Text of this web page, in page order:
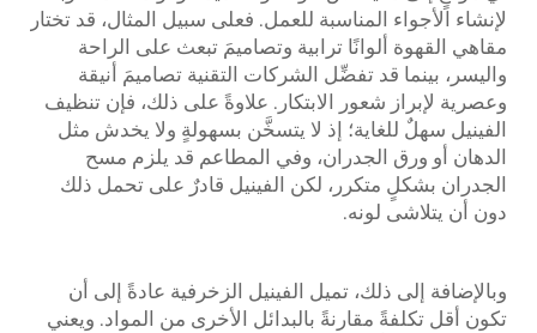
لإنشاء الأجواء المناسبة للعمل. فعلى سبيل المثال، قد تختار
مقاهي القهوة ألوانًا ترابية وتصاميمَ تبعث على الراحة
واليسر، بينما قد تفضِّل الشركات التقنية تصاميمَ أنيقة
وعصرية لإبراز شعور الابتكار. علاوةً على ذلك، فإن تنظيف
الفينيل سهلٌ للغاية؛ إذ لا يتسخَّن بسهولةٍ ولا يخدش مثل
الدهان أو ورق الجدران، وفي المطاعم قد يلزم مسح
الجدران بشكلٍ متكرر، لكن الفينيل قادرٌ على تحمل ذلك
دون أن يتلاشى لونه.
وبالإضافة إلى ذلك، تميل الفينيل الزخرفية عادةً إلى أن
تكون أقل تكلفةً مقارنةً بالبدائل الأخرى من المواد. ويعني